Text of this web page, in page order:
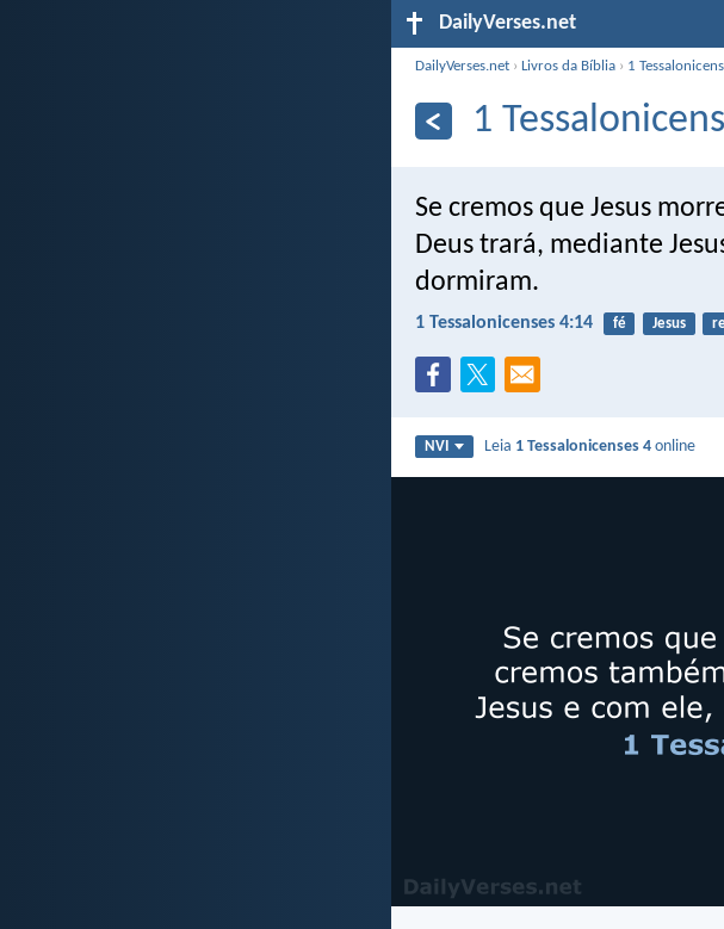
DailyVerses.net
DailyVerses.net ›Livros da Bíblia › 1
1
Se cremos que Jesus
Deus trará, mediante
dormiram.
1 Tessalonicenses 4:14 fé Jesus
NVI Leia 1 Tessalonicenses 4 online